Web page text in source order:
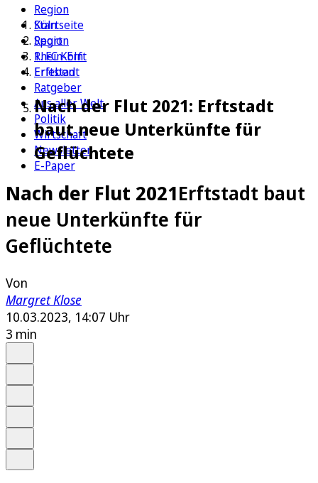
Region
Köln
Sport
1. FC Köln
Erleben
Ratgeber
Aus aller Welt
Politik
Wirtschaft
Newsletter
E-Paper
Startseite
Region
Rhein-Erft
Erftstadt
Nach der Flut 2021: Erftstadt
baut neue Unterkünfte für
Geflüchtete
Nach der Flut 2021Erftstadt baut
neue Unterkünfte für
Geflüchtete
Von
Margret Klose
10.03.2023, 14:07 Uhr
3 min